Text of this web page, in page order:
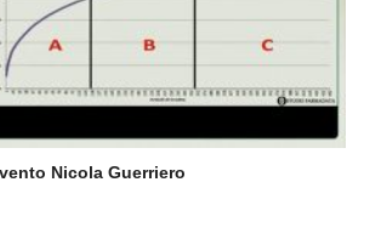
Nicola Guerriero